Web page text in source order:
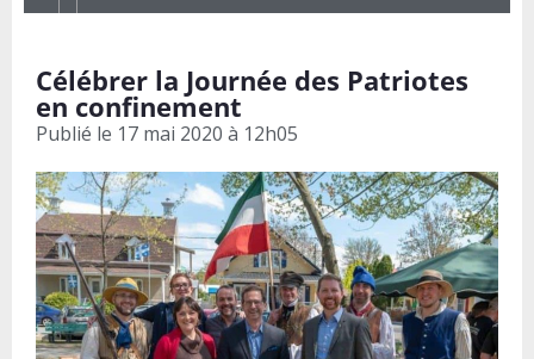
Célébrer la Journée des Patriotes
en confinement
Publié le 17 mai 2020 à 12h05